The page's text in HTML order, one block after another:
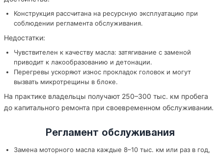
Конструкция рассчитана на ресурсную эксплуатацию при
соблюдении регламента обслуживания.
Недостатки:
Чувствителен к качеству масла: затягивание с заменой
приводит к лакообразованию и детонации.
Перегревы ускоряют износ прокладок головок и могут
вызвать микротрещины в блоке.
На практике владельцы получают 250–300 тыс. км пробега
до капитального ремонта при своевременном обслуживании.
Регламент обслуживания
Замена моторного масла каждые 8–10 тыс. км или раз в год,